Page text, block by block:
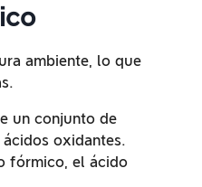
ambiente, lo que
un conjunto de
oxidantes.
fórmico, el ácido